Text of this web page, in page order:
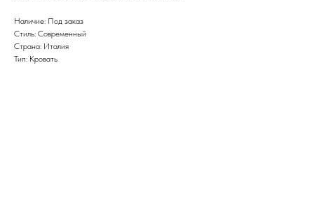
Наличие: Под заказ
Стиль: Современный
Страна: Италия
Тип: Кровать